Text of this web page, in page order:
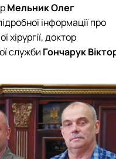
Мельник Олег
інформації про
хірургії, доктор
служби Гончарук